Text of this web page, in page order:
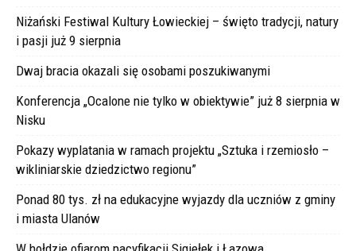
Niżański Festiwal Kultury Łowieckiej – święto tradycji, natury
i pasji już 9 sierpnia
Dwaj bracia okazali się osobami poszukiwanymi
Konferencja „Ocalone nie tylko w obiektywie” już 8 sierpnia w
Nisku
Pokazy wyplatania w ramach projektu „Sztuka i rzemiosło –
wikliniarskie dziedzictwo regionu”
Ponad 80 tys. zł na edukacyjne wyjazdy dla uczniów z gminy
i miasta Ulanów